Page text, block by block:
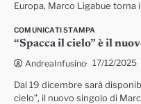
Europa, Marco Ligabue torna
COMUNICATI STAMPA
“Spacca il cielo” è il
AndreaInfusino 17/12/2025
Dal 19 dicembre sarà
cielo”, il nuovo singolo di